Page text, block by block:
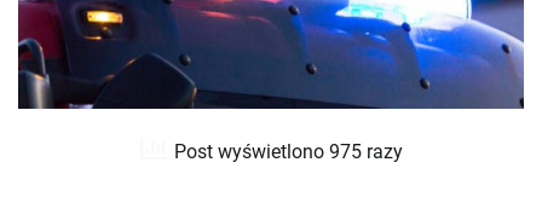
Post wyświetlono 975 razy